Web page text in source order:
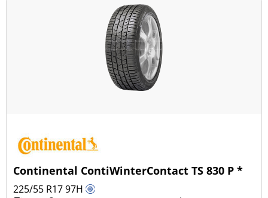
Continental ContiWinterContact TS 830 P *
225/55 R1797H